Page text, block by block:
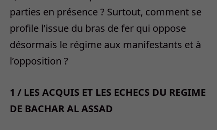
parties en présence ? Surtout, comment se
profile l’issue du bras de fer qui oppose
désormais le régime aux manifestants et à
l’opposition ?
1 / LES ACQUIS ET LES ECHECS DU REGIME
DE BACHAR AL ASSAD